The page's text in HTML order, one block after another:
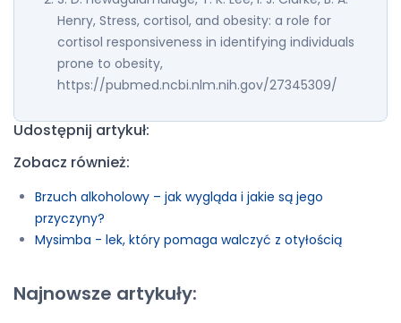
Henry, Stress, cortisol, and obesity: a role for
cortisol responsiveness in identifying individuals
prone to obesity,
https://pubmed.ncbi.nlm.nih.gov/27345309/
Udostępnij artykuł:
Zobacz również:
Brzuch alkoholowy – jak wygląda i jakie są jego
przyczyny?
Mysimba - lek, który pomaga walczyć z otyłością
Najnowsze artykuły: